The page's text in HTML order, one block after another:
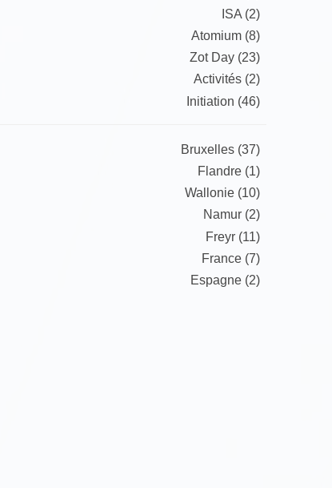
ISA (2)
Atomium (8)
Zot Day (23)
Activités (2)
Initiation (46)
Bruxelles (37)
Flandre (1)
Wallonie (10)
Namur (2)
Freyr (11)
France (7)
Espagne (2)